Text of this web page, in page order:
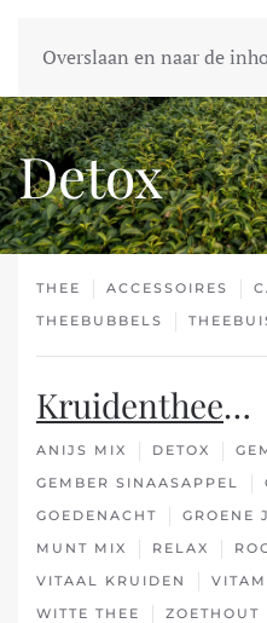
Overslaan en naar de
Detox
THEE ACCESSOIRES
THEEBUBBELS
Kruidenthee…
ANIJS MIX DETOX
GEMBER SINAASAPPEL
GOEDENACHT
GROENE
MUNT MIX
RELAX
VITAAL KRUIDEN
WITTE THEE
ZOETHOUT